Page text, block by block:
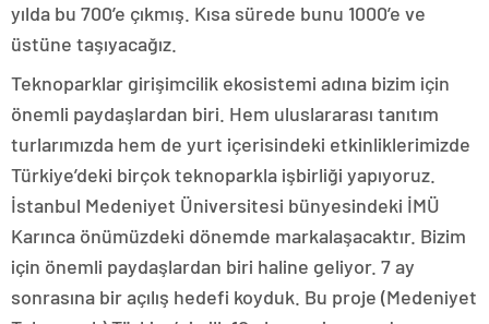
yılda bu 700’e çıkmış. Kısa sürede bunu 1000’e ve
üstüne taşıyacağız.
Teknoparklar girişimcilik ekosistemi adına bizim için
önemli paydaşlardan biri. Hem uluslararası tanıtım
turlarımızda hem de yurt içerisindeki etkinliklerimizde
Türkiye’deki birçok teknoparkla işbirliği yapıyoruz.
İstanbul Medeniyet Üniversitesi bünyesindeki İMÜ
Karınca önümüzdeki dönemde markalaşacaktır. Bizim
için önemli paydaşlardan biri haline geliyor. 7 ay
sonrasına bir açılış hedefi koyduk. Bu proje (Medeniyet